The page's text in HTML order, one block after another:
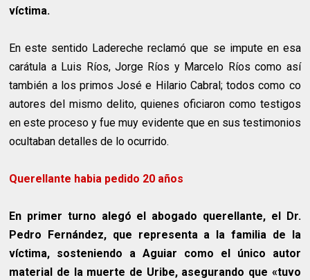
víctima.
En este sentido Ladereche reclamó que se impute en esa
carátula a Luis Ríos, Jorge Ríos y Marcelo Ríos como así
también a los primos José e Hilario Cabral; todos como co
autores del mismo delito, quienes oficiaron como testigos
en este proceso y fue muy evidente que en sus testimonios
ocultaban detalles de lo ocurrido.
Querellante habia pedido 20 años
En primer turno alegó el abogado querellante, el Dr.
Pedro Fernández, que representa a la familia de la
víctima, sosteniendo a Aguiar como el único autor
material de la muerte de Uribe, asegurando que «tuvo